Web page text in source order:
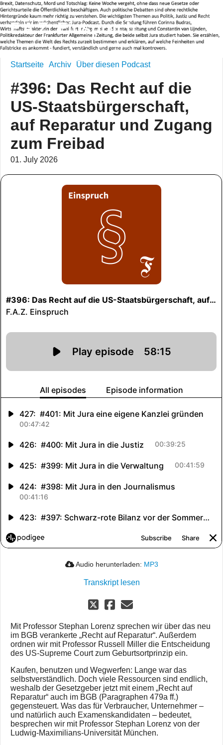
F.A.Z. Einspruch
Startseite Archiv Über diesen Podcast
#396: Das Recht auf die
US-Staatsbürgerschaft,
auf Reparatur und Zugang
zum Freibad
01. July 2026
Audio herunterladen: MP3
Transkript lesen
Mit Professor Stephan Lorenz sprechen wir über das neu
im BGB verankerte „Recht auf Reparatur“. Außerdem
ordnen wir mit Professor Russell Miller die Entscheidung
des US-Supreme Court zum Geburtsortprinzip ein.
Kaufen, benutzen und Wegwerfen: Lange war das
selbstverständlich. Doch viele Ressourcen sind endlich,
weshalb der Gesetzgeber jetzt mit einem „Recht auf
Reparatur“ auch im BGB (Paragraphen 479a ff.)
gegensteuert. Was das für Verbraucher, Unternehmer –
und natürlich auch Examenskandidaten – bedeutet,
besprechen wir mit Professor Stephan Lorenz von der
Ludwig-Maximilians-Universität München.